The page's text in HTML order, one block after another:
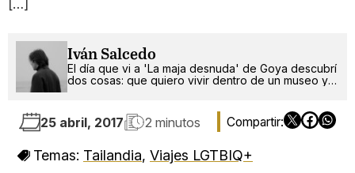
[…]
Iván Salcedo
El día que vi a 'La maja desnuda' de Goya descubrí
dos cosas: que quiero vivir dentro de un museo y
25 abril, 2017 2 minutos
Temas: Tailandia, Viajes LGTBIQ+